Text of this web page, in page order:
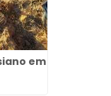
em